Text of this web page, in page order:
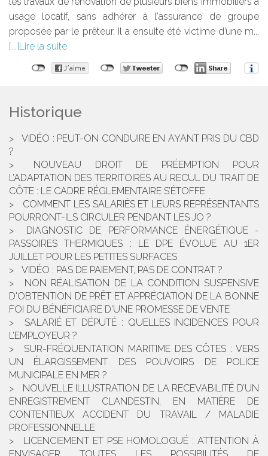
usage locatif, sans adhérer à l'assurance de groupe
proposée par le prêteur. Il a ensuite été victime d’une m...
Lire la suite
Historique
VIDÉO : PEUT-ON CONDUIRE EN AYANT PRIS DU CBD
?
NOUVEAU DROIT DE PRÉEMPTION POUR
L’ADAPTATION DES TERRITOIRES AU RECUL DU TRAIT DE
CÔTE : LE CADRE RÉGLEMENTAIRE S’ÉTOFFE
COMMENT LES SALARIÉS ET LEURS REPRÉSENTANTS
POURRONT-ILS CIRCULER PENDANT LES JO ?
DIAGNOSTIC DE PERFORMANCE ÉNERGÉTIQUE -
PASSOIRES THERMIQUES : LE DPE ÉVOLUE AU 1ER
JUILLET POUR LES PETITES SURFACES
VIDÉO : PAS DE PAIEMENT, PAS DE CONTRAT ?
NON RÉALISATION DE LA CONDITION SUSPENSIVE
D'OBTENTION DE PRÊT ET APPRÉCIATION DE LA BONNE
FOI DU BÉNÉFICIAIRE D'UNE PROMESSE DE VENTE
SALARIÉ ET DÉPUTÉ : QUELLES INCIDENCES POUR
L’EMPLOYEUR ?
SUR-FRÉQUENTATION MARITIME DES CÔTES : VERS
UN ÉLARGISSEMENT DES POUVOIRS DE POLICE
MUNICIPALE EN MER ?
NOUVELLE ILLUSTRATION DE LA RECEVABILITÉ D’UN
ENREGISTREMENT CLANDESTIN, EN MATIÈRE DE
CONTENTIEUX ACCIDENT DU TRAVAIL / MALADIE
PROFESSIONNELLE
LICENCIEMENT ET PSE HOMOLOGUÉ : ATTENTION À